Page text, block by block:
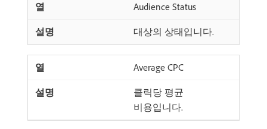
Audience Status
대상의 상태입니다.
Average CPC
클릭당 평균
비용입니다.